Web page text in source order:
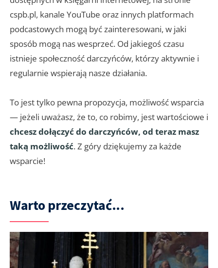
cspb.pl, kanale YouTube oraz innych platformach
podcastowych mogą być zainteresowani, w jaki
sposób mogą nas wesprzeć. Od jakiegoś czasu
istnieje społeczność darczyńców, którzy aktywnie i
regularnie wspierają nasze działania.
To jest tylko pewna propozycja, możliwość wsparcia
— jeżeli uważasz, że to, co robimy, jest wartościowe i
chcesz dołączyć do darczyńców, od teraz masz
taką możliwość. Z góry dziękujemy za każde
wsparcie!
Warto przeczytać...